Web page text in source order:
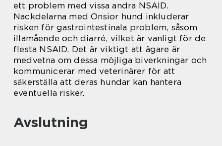
ett problem med vissa andra NSAID.
Nackdelarna med Onsior hund inkluderar
risken för gastrointestinala problem, såsom
illamående och diarré, vilket är vanligt för de
flesta NSAID. Det är viktigt att ägare är
medvetna om dessa möjliga biverkningar och
kommunicerar med veterinärer för att
säkerställa att deras hundar kan hantera
eventuella risker.
Avslutning